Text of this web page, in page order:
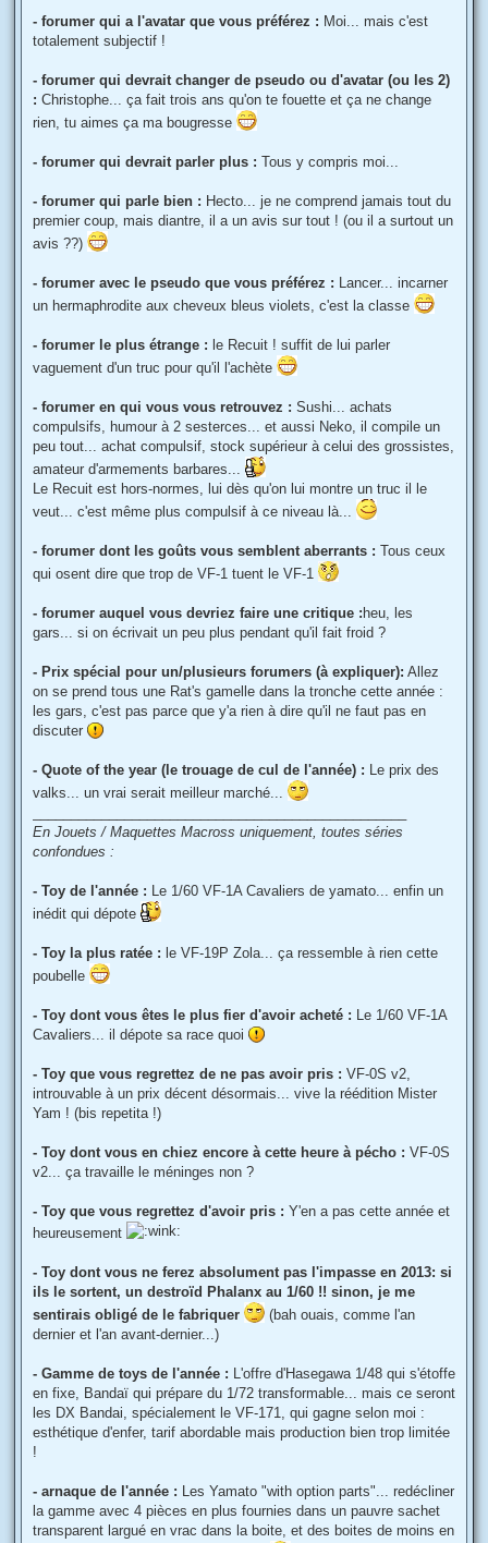
- forumer qui a l'avatar que vous préférez : Moi... mais c'est
totalement subjectif !
- forumer qui devrait changer de pseudo ou d'avatar (ou les 2)
: Christophe... ça fait trois ans qu'on te fouette et ça ne change
rien, tu aimes ça ma bougresse
- forumer qui devrait parler plus : Tous y compris moi...
- forumer qui parle bien : Hecto... je ne comprend jamais tout du
premier coup, mais diantre, il a un avis sur tout ! (ou il a surtout un
avis ??)
- forumer avec le pseudo que vous préférez : Lancer... incarner
un hermaphrodite aux cheveux bleus violets, c'est la classe
- forumer le plus étrange : le Recuit ! suffit de lui parler
vaguement d'un truc pour qu'il l'achète
- forumer en qui vous vous retrouvez : Sushi... achats
compulsifs, humour à 2 sesterces... et aussi Neko, il compile un
peu tout... achat compulsif, stock supérieur à celui des grossistes,
amateur d'armements barbares...
Le Recuit est hors-normes, lui dès qu'on lui montre un truc il le
veut... c'est même plus compulsif à ce niveau là...
- forumer dont les goûts vous semblent aberrants : Tous ceux
qui osent dire que trop de VF-1 tuent le VF-1
- forumer auquel vous devriez faire une critique :heu, les
gars... si on écrivait un peu plus pendant qu'il fait froid ?
- Prix spécial pour un/plusieurs forumers (à expliquer): Allez
on se prend tous une Rat's gamelle dans la tronche cette année :
les gars, c'est pas parce que y'a rien à dire qu'il ne faut pas en
discuter
- Quote of the year (le trouage de cul de l'année) : Le prix des
valks... un vrai serait meilleur marché...
En Jouets / Maquettes Macross uniquement, toutes séries
confondues :
- Toy de l'année : Le 1/60 VF-1A Cavaliers de yamato... enfin un
inédit qui dépote
- Toy la plus ratée : le VF-19P Zola... ça ressemble à rien cette
poubelle
- Toy dont vous êtes le plus fier d'avoir acheté : Le 1/60 VF-1A
Cavaliers... il dépote sa race quoi
- Toy que vous regrettez de ne pas avoir pris : VF-0S v2,
introuvable à un prix décent désormais... vive la réédition Mister
Yam ! (bis repetita !)
- Toy dont vous en chiez encore à cette heure à pécho : VF-0S
v2... ça travaille le méninges non ?
- Toy que vous regrettez d'avoir pris : Y'en a pas cette année et
heureusement
- Toy dont vous ne ferez absolument pas l'impasse en 2013: si
ils le sortent, un destroïd Phalanx au 1/60 !! sinon, je me
sentirais obligé de le fabriquer
(bah ouais, comme l'an
dernier et l'an avant-dernier...)
- Gamme de toys de l'année : L'offre d'Hasegawa 1/48 qui s'étoffe
en fixe, Bandaï qui prépare du 1/72 transformable... mais ce seront
les DX Bandai, spécialement le VF-171, qui gagne selon moi :
esthétique d'enfer, tarif abordable mais production bien trop limitée
!
- arnaque de l'année : Les Yamato "with option parts"... redécliner
la gamme avec 4 pièces en plus fournies dans un pauvre sachet
transparent largué en vrac dans la boite, et des boites de moins en